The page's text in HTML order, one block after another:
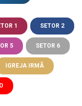
1 SETOR 2
5 SETOR 6
IGREJA IRMÃ